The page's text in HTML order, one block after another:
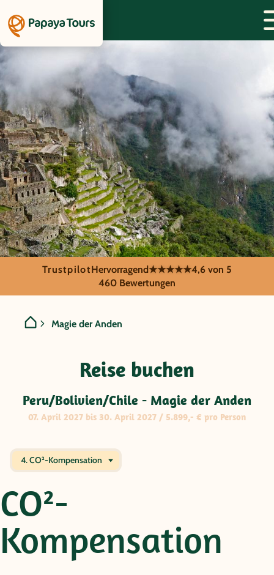
GRUPPENREISE:
Peru/Bolivien/Chile -
TrustpilotHervorragend★★★★★4,6 von 5
460 Bewertungen
Magie der Anden
Reise buchen
Peru/Bolivien/Chile - Magie der Anden
07. April 2027 bis 30. April 2027 / 5.899,- € pro Person
4. CO²-Kompensation
CO²-
Kompensation